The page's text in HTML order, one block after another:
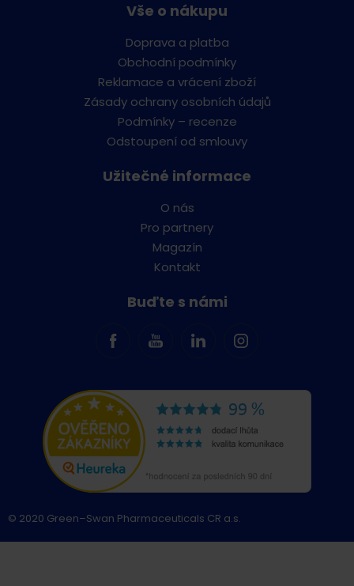
Vše o nákupu
Doprava a platba
Obchodní podmínky
Reklamace a vrácení zboží
Zásady ochrany osobních údajů
Podmínky – recenze
Odstoupení od smlouvy
Užitečné informace
O nás
Pro partnery
Magazín
Kontakt
Buďte s námi
© 2020 Green–Swan Pharmaceuticals CR a.s.